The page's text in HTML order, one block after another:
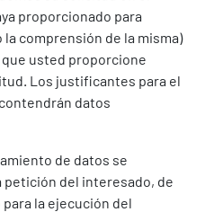
proporcionado para
comprensión de la misma)
usted proporcione
Los justificantes para el
datos
de datos se
petición del interesado, de
la ejecución del